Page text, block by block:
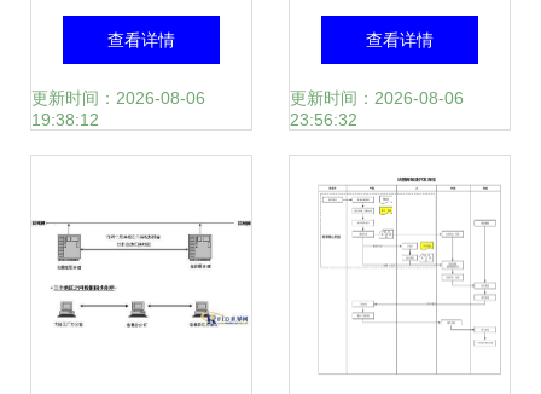
术创新 先导智能与
Northvolt共建“联创
发新范式
查看详情
更新时间：2026-08-06
19:38:12
开发公司免费体验
60天2022已更新
(今天/news)
查看详情
更新时间：2026-08-06
23:56:32